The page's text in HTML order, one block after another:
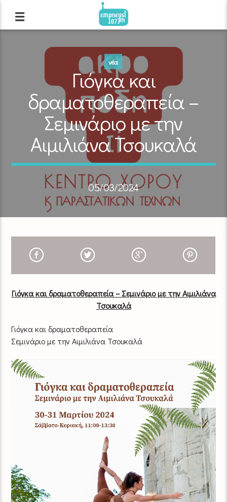
νέα
Γιόγκα και
δραματοθεραπεία –
Σεμινάριο με την
Αιμιλιάνα Τσουκαλά
05/03/2024
Γιόγκα και δραματοθεραπεία – Σεμινάριο με την Αιμιλιάνα
Τσουκαλά
Γιόγκα και δραματοθεραπεία
Σεμινάριο με την Αιμιλιάνα Τσουκαλά